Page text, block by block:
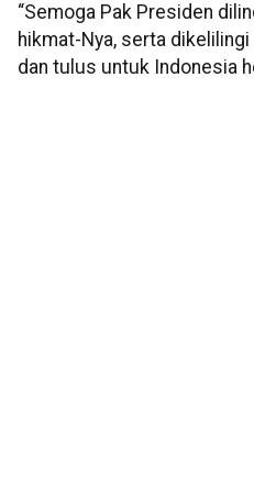
“Semoga Pak Presiden
hikmat-Nya, serta
dan tulus untuk Indonesia